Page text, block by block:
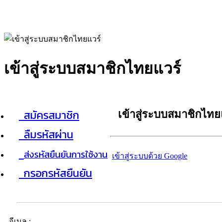
เข้าสู่ระบบสมาชิกไทยแวร์
สมัครสมาชิก
ลืมรหัสผ่าน
ส่งรหัสยืนยันการใช้งาน
กรอกรหัสยืนยัน
เข้าสู่ระบบสมาชิกไท
เข้าสู่ระบบด้วย Google